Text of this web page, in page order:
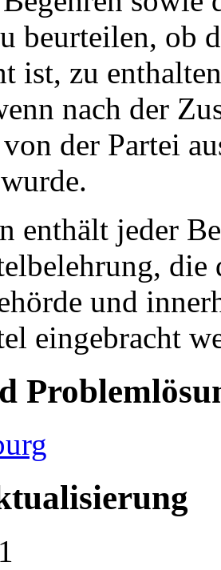
beurteilen, ob
ist, zu
nach der
der Partei
enthält jeder
und
eingebracht